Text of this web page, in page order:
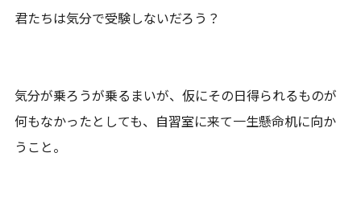
君たちは気分で受験しないだろう？
気分が乗ろうが乗るまいが、仮にその日得られるものが
何もなかったとしても、自習室に来て一生懸命机に向か
うこと。